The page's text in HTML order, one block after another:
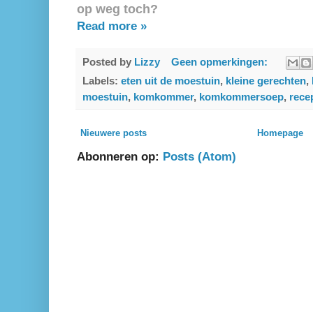
op weg toch?
Read more »
Posted by Lizzy
Geen opmerkingen:
Labels: eten uit de moestuin, kleine gerechten,
moestuin, komkommer, komkommersoep,
Nieuwere posts Homepage
Abonneren op: Posts (Atom)